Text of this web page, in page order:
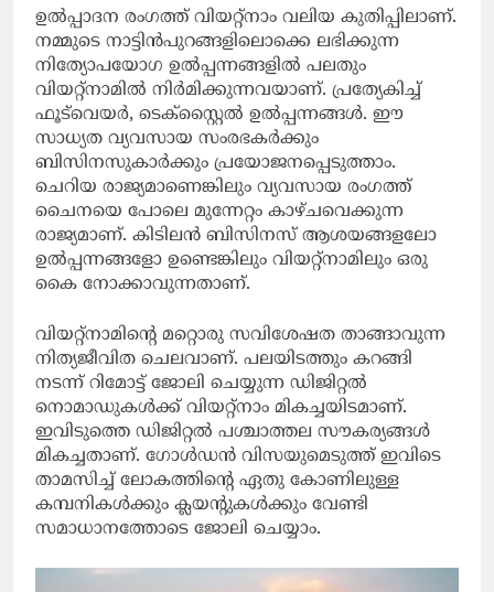
ഉല്‍പ്പാദന രംഗത്ത് വിയറ്റ്‌നാം വലിയ കുതിപ്പിലാണ്.
നമ്മുടെ നാട്ടിന്‍പുറങ്ങളിലൊക്കെ ലഭിക്കുന്ന
നിത്യോപയോഗ ഉല്‍പ്പന്നങ്ങളില്‍ പലതും
വിയറ്റ്‌നാമില്‍ നിര്‍മിക്കുന്നവയാണ്. പ്രത്യേകിച്ച്
ഫൂട്‌വെയര്‍, ടെക്‌സ്റ്റൈല്‍ ഉല്‍പ്പന്നങ്ങള്‍. ഈ
സാധ്യത വ്യവസായ സംരഭകര്‍ക്കും
ബിസിനസുകാര്‍ക്കും പ്രയോജനപ്പെടുത്താം.
ചെറിയ രാജ്യമാണെങ്കിലും വ്യവസായ രംഗത്ത്
ചൈനയെ പോലെ മുന്നേറ്റം കാഴ്ചവെക്കുന്ന
രാജ്യമാണ്. കിടിലന്‍ ബിസിനസ് ആശയങ്ങളലോ
ഉല്‍പ്പന്നങ്ങളോ ഉണ്ടെങ്കിലും വിയറ്റ്‌നാമിലും ഒരു
കൈ നോക്കാവുന്നതാണ്.
വിയറ്റ്‌നാമിന്റെ മറ്റൊരു സവിശേഷത താങ്ങാവുന്ന
നിത്യജീവിത ചെലവാണ്. പലയിടത്തും കറങ്ങി
നടന്ന് റിമോട്ട് ജോലി ചെയ്യുന്ന ഡിജിറ്റല്‍
നൊമാഡുകള്‍ക്ക് വിയറ്റ്‌നാം മികച്ചയിടമാണ്.
ഇവിടുത്തെ ഡിജിറ്റല്‍ പശ്ചാത്തല സൗകര്യങ്ങള്‍
മികച്ചതാണ്. ഗോള്‍ഡന്‍ വിസയുമെടുത്ത് ഇവിടെ
താമസിച്ച് ലോകത്തിന്റെ ഏതു കോണിലുള്ള
കമ്പനികള്‍ക്കും ക്ലയന്റുകള്‍ക്കും വേണ്ടി
സമാധാനത്തോടെ ജോലി ചെയ്യാം.